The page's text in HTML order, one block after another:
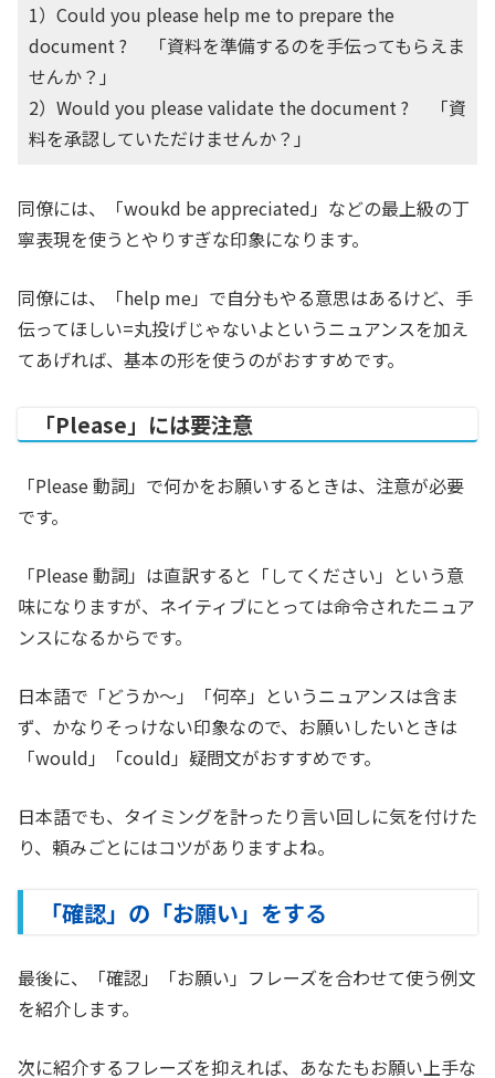
1）Could you please help me to prepare the
document ? 「資料を準備するのを手伝ってもらえま
せんか？」
2）Would you please validate the document ? 「資
料を承認していただけませんか？」
同僚には、「woukd be appreciated」などの最上級の丁
寧表現を使うとやりすぎな印象になります。
同僚には、「help me」で自分もやる意思はあるけど、手
伝ってほしい=丸投げじゃないよというニュアンスを加え
てあげれば、基本の形を使うのがおすすめです。
「Please」には要注意
「Please 動詞」で何かをお願いするときは、注意が必要
です。
「Please 動詞」は直訳すると「してください」という意
味になりますが、ネイティブにとっては命令されたニュア
ンスになるからです。
日本語で「どうか〜」「何卒」というニュアンスは含ま
ず、かなりそっけない印象なので、お願いしたいときは
「would」「could」疑問文がおすすめです。
日本語でも、タイミングを計ったり言い回しに気を付けた
り、頼みごとにはコツがありますよね。
「確認」の「お願い」をする
最後に、「確認」「お願い」フレーズを合わせて使う例文
を紹介します。
次に紹介するフレーズを抑えれば、あなたもお願い上手な